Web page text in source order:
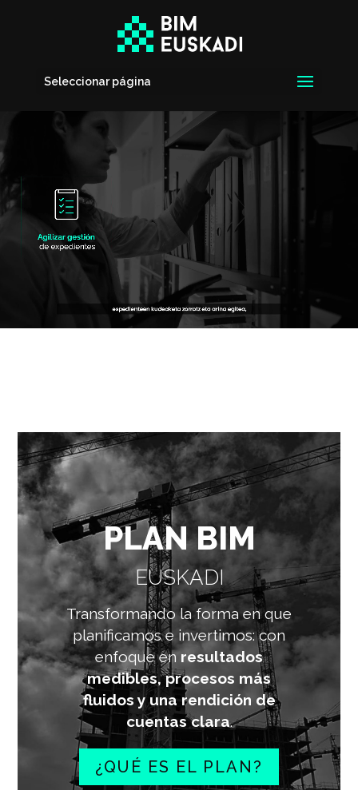
Seleccionar página
vídeo
PLAN BIM
EUSKADI
Transformando la forma en que
planificamos e invertimos: con
enfoque en resultados
medibles, procesos más
fluidos y una rendición de
cuentas clara.
¿QUÉ ES EL PLAN?